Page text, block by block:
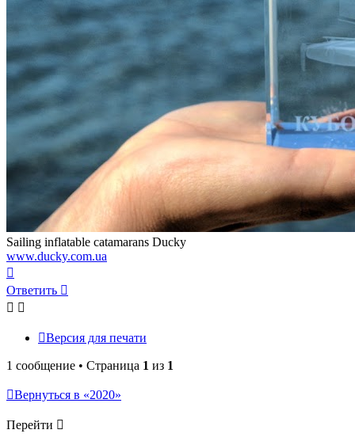
Sailing inflatable catamarans Ducky
www.ducky.com.ua
к
началу
Ответить
Версия для печати
1 сообщение • Страница 1 из 1
Вернуться в «2020»
Перейти